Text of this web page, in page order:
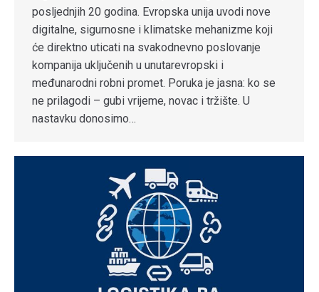
posljednjih 20 godina. Evropska unija uvodi nove
digitalne, sigurnosne i klimatske mehanizme koji
će direktno uticati na svakodnevno poslovanje
kompanija uključenih u unutarevropski i
međunarodni robni promet. Poruka je jasna: ko se
ne prilagodi – gubi vrijeme, novac i tržište. U
nastavku donosimo…